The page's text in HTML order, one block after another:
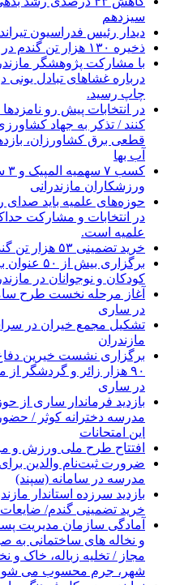
سیزدهم
دیدار رئیس فدراسیون
ذخیره ۱۳۰ هزار تن گندم در مازندران
با مشارکت پژوهشگر
درباره غشاهای تبادل یونی
چاپ رسید.
در انتخابات پیش رو
کنند / تذکر به جهاد
قطعی برق کشاورزان،
آب بها
ورزشکاران مازندرانی
حوزه‌های علمیه باید صدای
در انتخابات و مشارکت
علمیه است.
خرید تضمینی ۵۳ هزار تن گندم در مازندران
برگزاری
کودکان و نوجوانان در
آغاز مرحله نخست طرح
در ساری
تشکیل مجمع خیران در
مازندران
برگزاری نشست خیرین دفاع
۹۰ هزار زائر و گردشگر
در ساری
بازدید فرماندار ساری از
این امتحانات
افتتاح طرح ملی ورزش و
ضرورت ثبت‌نام والدین
مدرسه در سامانه (سپند)
بازدید سرزده استاندار
خرید تضمینی گندم/
آمادگی سازمان مدیریت
مجاز / تخلیه زباله، خاک و
شهر، جرم محسوب می شو